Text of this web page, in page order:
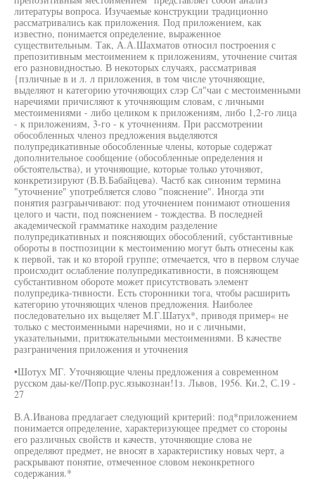
литературы вопроса. Изучаемые конструкции традиционно
рассматривались как приложения. Под приложением, как
известно, понимается определение, выраженное
существительным. Так, А.А.Шахматов относил построения с
препозитивным местоимением к приложениям, уточнение считая
его разновидностью. В некоторых случаях, рассматривая
{пзличные в и л. л приложения, в том числе уточняющие,
выделяют н категорию уточняющих слэр Сл"чаи с местоименными
наречиями причисляют к уточняющим словам, с личными
местоимениями - либо целиком к приложениям, либо 1,2-го лица
- к приложениям, 3-го - к уточнениям. При рассмотрении
обособленных членоз предложения выделяются
полупредикативные обособленные члены, которые содержат
дополнительное сообщение (обособленные определения и
обстоятельства), и уточняющие, которые только уточняют,
конкретизируют (В.В.Бабайцева). Частб как синоним термина
"уточнение" употребляется слово "пояснение". Иногда эти
понятия разграьнчивают: под уточнением понимают отношения
целого и части, под пояснением - тождества. В последней
академической грамматике находим разделение
полупредикативных и поясняющих обособлений, субстантивные
обороты в постпозиции к местоимению могут быть отнесены как
к первой, так и ко второй группе; отмечается, что в первом случае
происходит ослабление полупредикативности, в поясняющем
субстантивном обороте может присутствовать элемент
полупредика-тнвности. Есть сторонники тога, чтобы расширить
категорию уточняющих членов предложения. Наиболее
последовательно их вьщеляет М.Г.Шатух*, приводя пример« не
только с местоименными наречиями, но и с личными,
указательными, притяжательными местоимениями. В качестве
разграничения приложения и уточнения
•Шотух МГ. Уточняющие члены предложения а современном
русском даы-ке//Попр.рус.языкознан!1з. Львов, 1956. Ки.2, С.19 -
27
В.А.Иванова предлагает следующий критерий: под*приложением
понимается определение, характеризующее предмет со стороны
его различных свойств и качеств, уточняющие слова не
определяют предмет, не вносят в характеристику новых черт, а
раскрывают понятие, отмеченное словом неконкретного
содержания.*